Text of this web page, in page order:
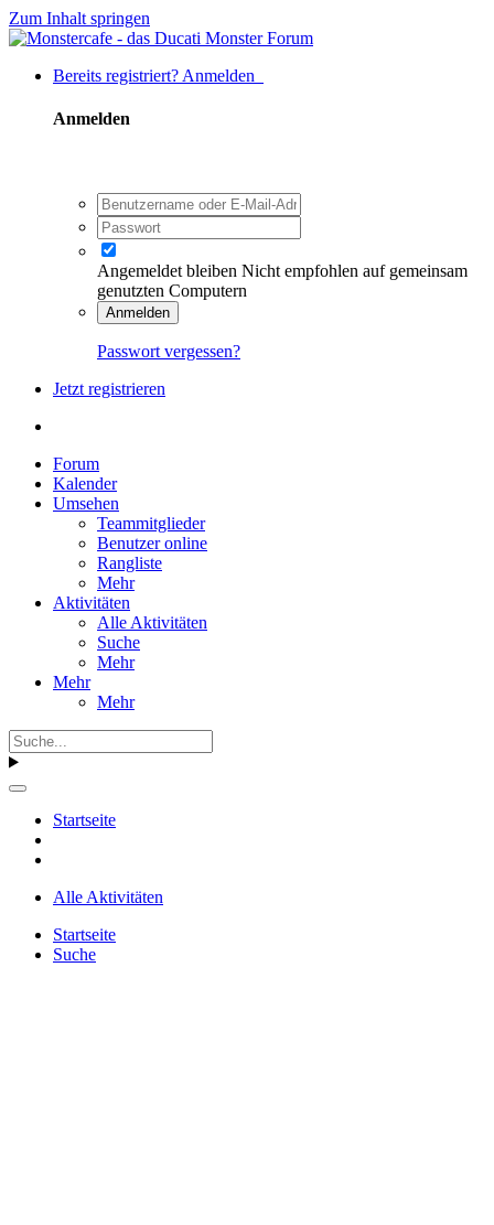
Zum Inhalt springen
Bereits registriert? Anmelden
Anmelden
Angemeldet bleiben Nicht empfohlen auf gemeinsam
genutzten Computern
Anmelden
Passwort vergessen?
Jetzt registrieren
Forum
Kalender
Umsehen
Teammitglieder
Benutzer online
Rangliste
Mehr
Aktivitäten
Alle Aktivitäten
Suche
Mehr
Mehr
Mehr
Startseite
Alle Aktivitäten
Startseite
Suche